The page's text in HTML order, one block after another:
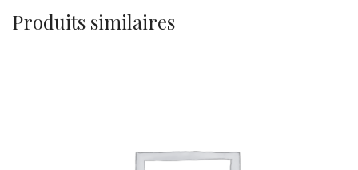
Produits similaires